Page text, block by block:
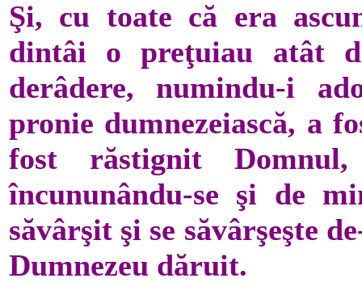
Şi, cu toate că era
dintâi o preţuiau atât
derâdere, numindu-i
pronie dumnezeiască, a
fost răstignit
încununându-se şi de
săvârşit şi se săvârşeşte
Dumnezeu dăruit.